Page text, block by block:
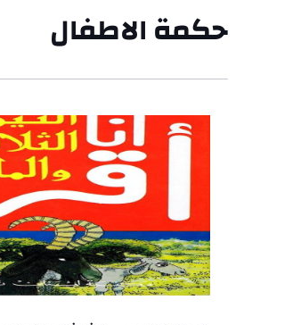
حكمة الاطفال